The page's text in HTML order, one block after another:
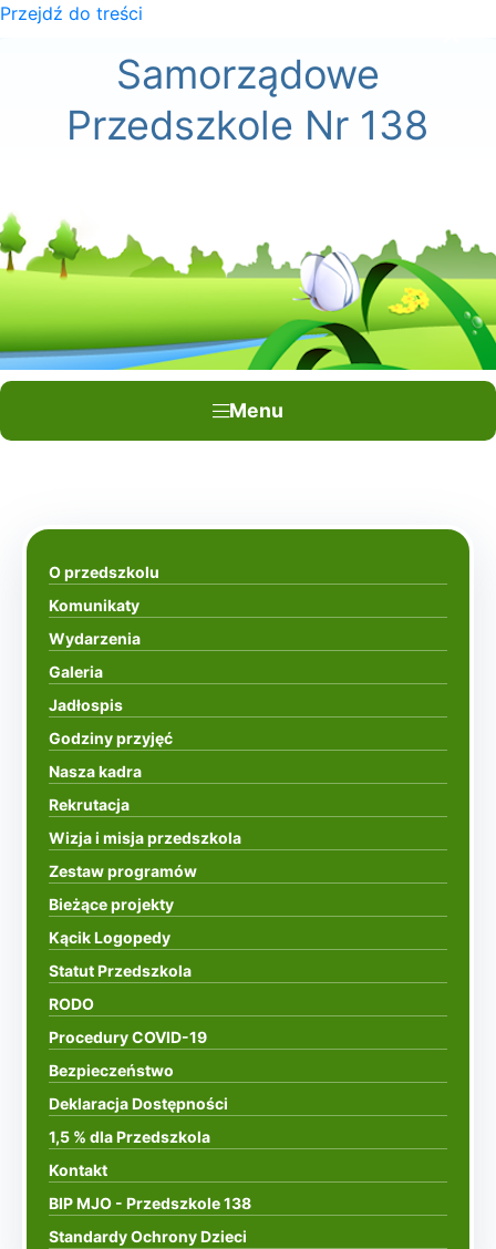
Przejdź do treści
Samorządowe
Przedszkole Nr 138
Menu
O przedszkolu
Komunikaty
Wydarzenia
Galeria
Jadłospis
Godziny przyjęć
Nasza kadra
Rekrutacja
Wizja i misja przedszkola
Zestaw programów
Bieżące projekty
Kącik Logopedy
Statut Przedszkola
RODO
Procedury COVID-19
Bezpieczeństwo
Deklaracja Dostępności
1,5 % dla Przedszkola
Kontakt
BIP MJO - Przedszkole 138
Standardy Ochrony Dzieci